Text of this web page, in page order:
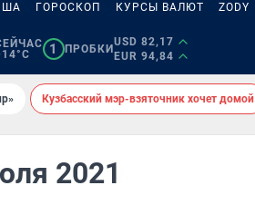
ГОРОСКОП КУРСЫ ВАЛЮТ ZODY
1 ПРОБКИ
USD 82,17
EUR 94,84
Кузбасский мэр-взяточник хочет домой
2021